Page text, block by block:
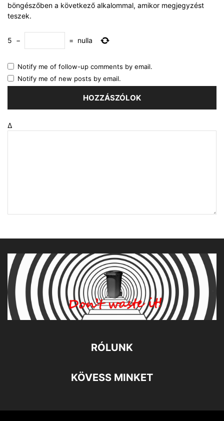
böngészőben a következő alkalommal, amikor megjegyzést
teszek.
5 − = nulla
Notify me of follow-up comments by email.
Notify me of new posts by email.
Δ
RÓLUNK
KÖVESS MINKET